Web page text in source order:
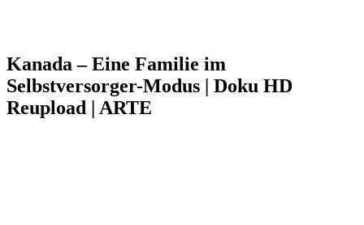
Kanada – Eine Familie im
Selbstversorger-Modus | Doku HD
Reupload | ARTE